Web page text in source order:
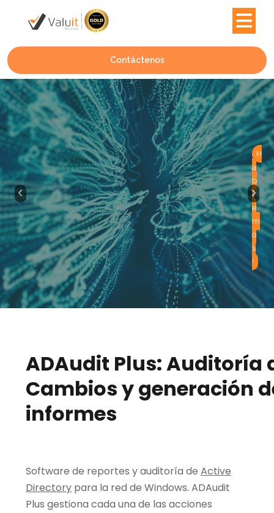
Contáctenos
H
a
b
l
e
m
o
s
!
ADAudit Plus: Auditoría
Cambios y generación
informes
Software de reportes y auditoría de Active
Directory para la red de Windows. ADAudit
Plus gestiona cada una de las acciones